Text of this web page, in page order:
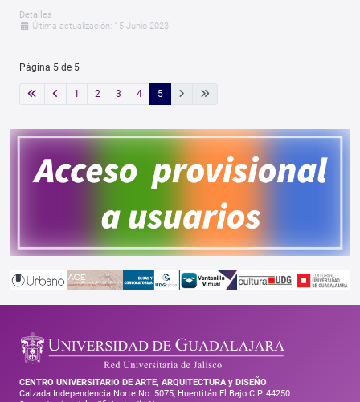
Detalles
Última actualización: 15 Junio 2023
Página 5 de 5
1 2 3 4 5
CENTRO UNIVERSITARIO DE ARTE, ARQUITECTURA y DISEÑO
Calzada Independencia Norte No. 5075, Huentitán El Bajo C.P. 44250